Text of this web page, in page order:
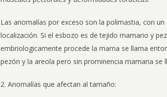
Las anomalías por exceso son la polimastia, con
localización. Si el esbozo es de tejido mamario y
embriologicamente procede la mama se llama
pezón y la areola pero sin prominencia mamaria se
2. Anomalías que afectan al tamaño: